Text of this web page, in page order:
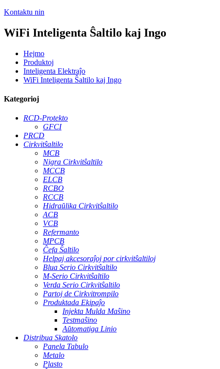
Kontaktu nin
WiFi Inteligenta Ŝaltilo kaj Ingo
Hejmo
Produktoj
Inteligenta Elektraĵo
WiFi Inteligenta Ŝaltilo kaj Ingo
Kategorioj
RCD-Protekto
GFCI
PRCD
Cirkvitŝaltilo
MCB
Nigra Cirkvitŝaltilo
MCCB
ELCB
RCBO
RCCB
Hidraŭlika Cirkvitŝaltilo
ACB
VCB
Refermanto
MPCB
Ĉefa Ŝaltilo
Helpaj akcesoraĵoj por cirkvitŝaltiloj
Blua Serio Cirkvitŝaltilo
M-Serio Cirkvitŝaltilo
Verda Serio Cirkvitŝaltilo
Partoj de Cirkvitrompilo
Produktada Ekipaĵo
Injekta Mulda Maŝino
Testmaŝino
Aŭtomatiga Linio
Distribua Skatolo
Panela Tabulo
Metalo
Plasto